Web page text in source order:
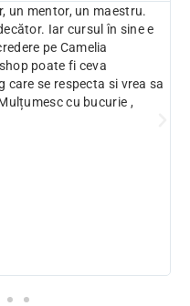
un mentor, un maestru.
Iar cursul în sine e
pe Camelia
poate fi ceva
care se respecta si vrea sa
cu bucurie ,